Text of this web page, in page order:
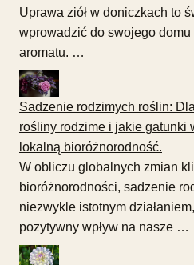
Uprawa ziół w doniczkach to
wprowadzić do swojego domu
aromatu. …
Sadzenie rodzimych roślin:
rośliny rodzime i jakie gatunki
lokalną bioróżnorodność.
W obliczu globalnych zmian
bioróżnorodności, sadzenie
niezwykle istotnym
pozytywny wpływ na nasze …